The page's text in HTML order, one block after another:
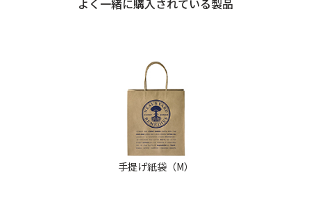
よく一緒に購入されている製品
手提げ紙袋（M）